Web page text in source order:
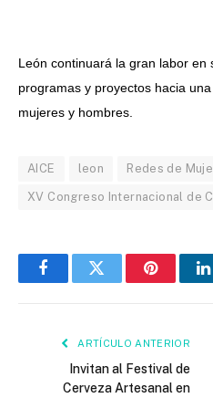
León continuará la gran labor en
programas y proyectos hacia
mujeres y hombres.
AICE leon Redes de
XV Congreso Internacional de
FacebookTwitter Pinterest
ARTÍCULO ANTERIOR
Invitan al Festival de
Cerveza Artesanal en